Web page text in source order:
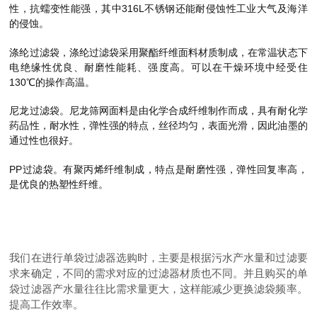
性，抗蠕变性能强，其中316L不锈钢还能耐侵蚀性工业大气及海洋
的侵蚀。
涤纶过滤袋，涤纶过滤袋采用聚酯纤维面料材质制成，在常温状态下
电绝缘性优良、耐磨性能耗、强度高。可以在干燥环境中经受住
130℃的操作高温。
尼龙过滤袋。尼龙筛网面料是由化学合成纤维制作而成，具有耐化学
药品性，耐水性，弹性强的特点，丝径均匀，表面光滑，因此油墨的
通过性也很好。
PP过滤袋。有聚丙烯纤维制成，特点是耐磨性强，弹性回复率高，
是优良的热塑性纤维。
我们在进行单袋过滤器选购时，主要是根据污水产水量和过滤要
求来确定，不同的需求对应的过滤器材质也不同。并且购买的单
袋过滤器产水量往往比需求量更大，这样能减少更换滤袋频率。
提高工作效率。